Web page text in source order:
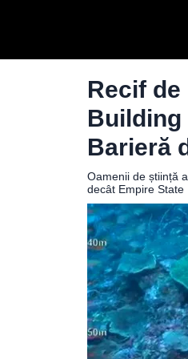
Recif
Building
Barieră
Oamenii de știință
decât Empire